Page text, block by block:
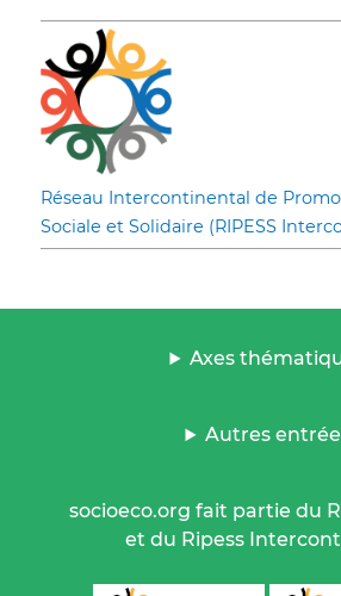
Réseau Intercontinental de
Sociale et Solidaire (RIPESS
Axes
Autres
socioeco.org fait partie du
et du Ripess